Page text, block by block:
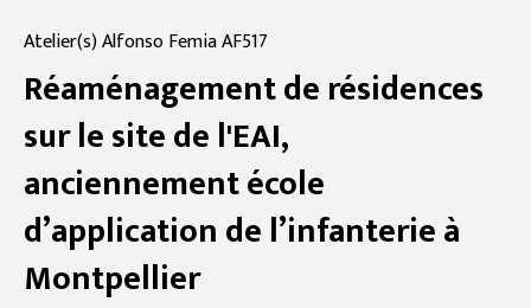
Atelier(s) Alfonso Femia AF517
Réaménagement de résidences
sur le site de l'EAI,
anciennement école
d’application de l’infanterie à
Montpellier